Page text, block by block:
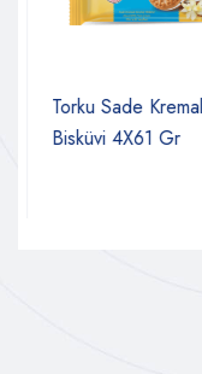
Torku Sade Kremalı
Bisküvi 4X61 Gr